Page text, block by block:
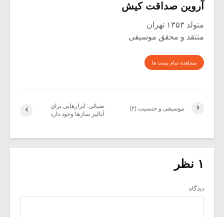
آروین صداقت کیش
متولد ۱۳۵۳ تهران
منتقد و محقق موسیقی
مشاهده تمام پست ها
ضیائی: ابزارهایی برای
آنالیز سازها وجود دارد
موسیقی و جنسیت (۲)
۱ نظر
دیدگاه